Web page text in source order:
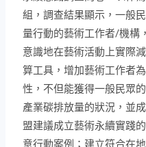
組，調查結果顯示，一般
量行動的藝術工作者/機構
意識地在藝術活動上實際
算工具，增加藝術工作者
性，不但能獲得一般民眾
產業碳排放量的狀況，並
盟建議成立藝術永續實踐
意行動案例；建立符合在